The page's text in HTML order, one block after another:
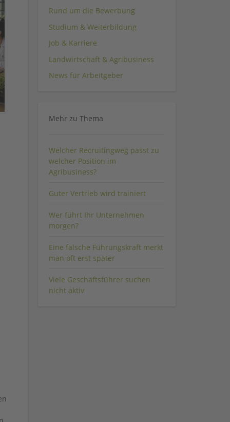
Rund um die Bewerbung
Studium & Weiterbildung
Job & Karriere
Landwirtschaft & Agribusiness
News für Arbeitgeber
Mehr zu Thema
Welcher Recruitingweg passt zu
welcher Position im
Agribusiness?
Guter Vertrieb wird trainiert
Wer führt Ihr Unternehmen
morgen?
Eine falsche Führungskraft merkt
man oft erst später
Viele Geschäftsführer suchen
nicht aktiv